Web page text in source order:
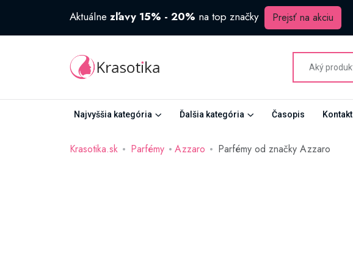
Aktuálne zľavy 15% - 20% na top značky Prejsť na akciu
Najvyššia kategória Ďalšia kategória Časopis Kontakt
Krasotika.sk Parfémy Azzaro Parfémy od značky Azzaro